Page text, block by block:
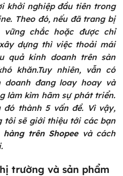
khởi nghiệp đầu tiên trong
Theo đó, nếu đã trang bị
chắc hoặc được chỉ
dựng thì việc thoải mái
quả kinh doanh trên sàn
khăn.Tuy nhiên, vẫn có
doanh đang loay hoay và
làm kìm hãm sự phát triển.
đó thành 5 vấn đề. Vì vậy,
tôi sẽ giới thiệu tới các bạn
trên Shopeevà cách
trường và sản phẩm